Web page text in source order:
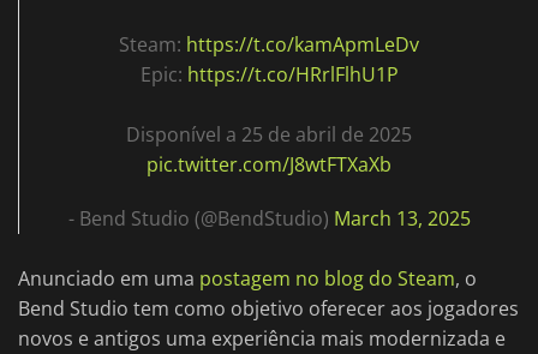
Steam: https://t.co/kamApmLeDv
Epic: https://t.co/HRrlFlhU1P
Disponível a 25 de abril de 2025
pic.twitter.com/J8wtFTXaXb
- Bend Studio (@BendStudio) March 13, 2025
Anunciado em uma postagem no blog do Steam, o
Bend Studio tem como objetivo oferecer aos jogadores
novos e antigos uma experiência mais modernizada e